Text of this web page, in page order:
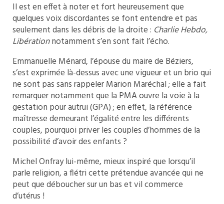
Il est en effet à noter et fort heureusement que
quelques voix discordantes se font entendre et pas
seulement dans les débris de la droite : Charlie Hebdo,
Libérationnotamment s’en sont fait l’écho.
Emmanuelle Ménard, l’épouse du maire de Béziers,
s’est exprimée là-dessus avec une vigueur et un brio qui
ne sont pas sans rappeler Marion Maréchal ; elle a fait
remarquer notamment que la PMA ouvre la voie à la
gestation pour autrui (GPA) ; en effet, la référence
maîtresse demeurant l’égalité entre les différents
couples, pourquoi priver les couples d’hommes de la
possibilité d’avoir des enfants ?
Michel Onfray lui-même, mieux inspiré que lorsqu’il
parle religion, a flétri cette prétendue avancée qui ne
peut que déboucher sur un bas et vil commerce
d’utérus !